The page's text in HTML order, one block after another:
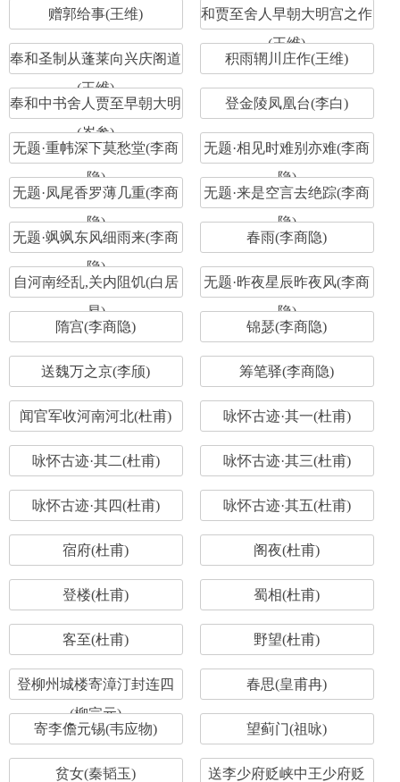
赠郭给事(王维)
和贾至舍人早朝大明宫之作
(王维)
奉和圣制从蓬莱向兴庆阁道
(王维)
积雨辋川庄作(王维)
奉和中书舍人贾至早朝大明
(岑参)
登金陵凤凰台(李白)
无题·重帏深下莫愁堂(李商
隐)
无题·相见时难别亦难(李商
隐)
无题·凤尾香罗薄几重(李商
隐)
无题·来是空言去绝踪(李商
隐)
无题·飒飒东风细雨来(李商
隐)
春雨(李商隐)
自河南经乱,关内阻饥(白居
易)
无题·昨夜星辰昨夜风(李商
隐)
隋宫(李商隐)
锦瑟(李商隐)
送魏万之京(李颀) 筹笔驿(李商隐)
闻官军收河南河北(杜甫) 咏怀古迹·其一(杜甫)
咏怀古迹·其二(杜甫) 咏怀古迹·其三(杜甫)
咏怀古迹·其四(杜甫) 咏怀古迹·其五(杜甫)
宿府(杜甫) 阁夜(杜甫)
登楼(杜甫) 蜀相(杜甫)
客至(杜甫) 野望(杜甫)
登柳州城楼寄漳汀封连四
(柳宗元)
春思(皇甫冉)
寄李儋元锡(韦应物) 望蓟门(祖咏)
贫女(秦韬玉)
送李少府贬峡中王少府贬